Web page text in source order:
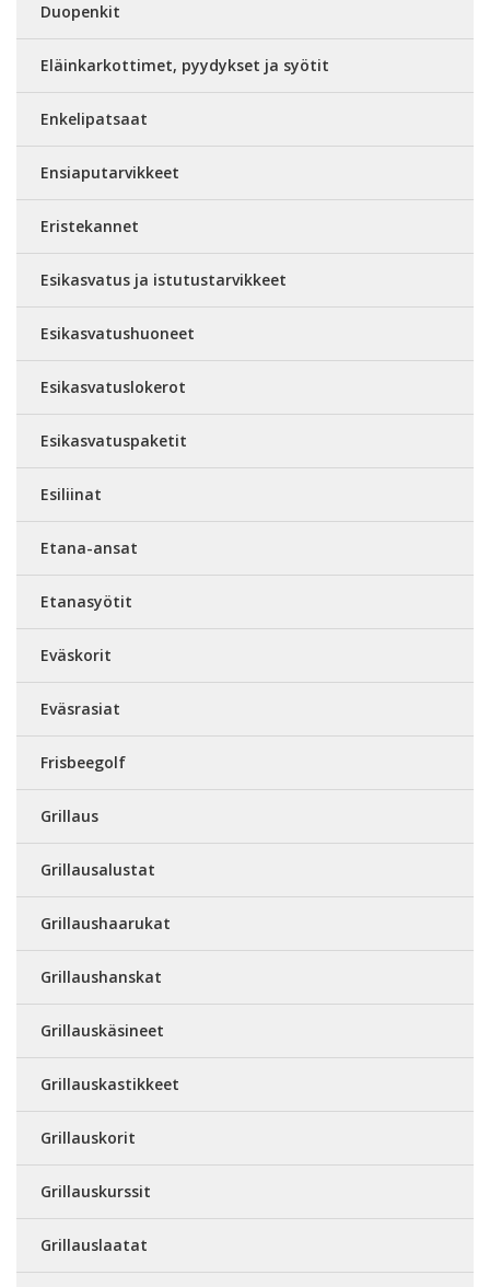
Duopenkit
Eläinkarkottimet, pyydykset ja syötit
Enkelipatsaat
Ensiaputarvikkeet
Eristekannet
Esikasvatus ja istutustarvikkeet
Esikasvatushuoneet
Esikasvatuslokerot
Esikasvatuspaketit
Esiliinat
Etana-ansat
Etanasyötit
Eväskorit
Eväsrasiat
Frisbeegolf
Grillaus
Grillausalustat
Grillaushaarukat
Grillaushanskat
Grillauskäsineet
Grillauskastikkeet
Grillauskorit
Grillauskurssit
Grillauslaatat